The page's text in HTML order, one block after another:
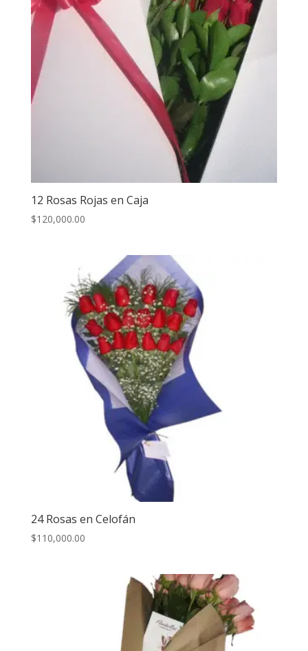
12 Rosas Rojas en Caja
$120,000.00
24 Rosas en Celofán
$110,000.00